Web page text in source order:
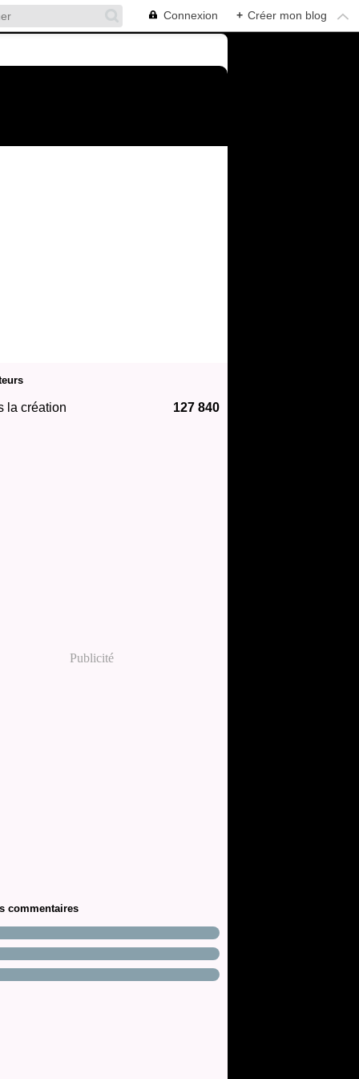
Connexion + Créer mon blog
la création 127 840
Publicité
commentaires